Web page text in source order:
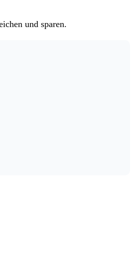
und sparen.